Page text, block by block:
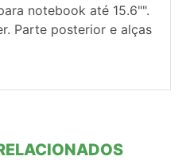
notebook até 15.6"".
Parte posterior e alças